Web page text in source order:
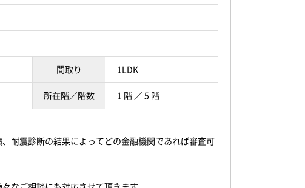
間取り 1LDK
所在階／階数 1 階 ／ 5 階
耐震診断の結果によってどの金融機関であれば審査可